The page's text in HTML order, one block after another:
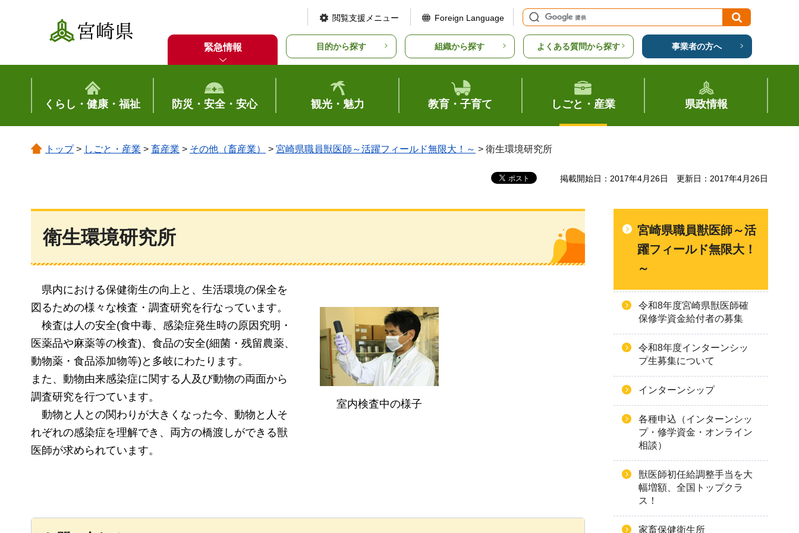
宮崎県
閲覧支援メニュー Foreign Language
緊急情報 目的から探す 組織から探す よくある質問から探す 事業者の方へ
くらし・健康・福祉 防災・安全・安心 観光・魅力 教育・子育て しごと・産業 県政情報
トップ> しごと・産業 > 畜産業 > その他（畜産業） > 宮崎県職員獣医師～活躍フィールド無限大！～ > 衛生環境研究所
掲載開始日：2017年4月26日 更新日：2017年4月26日
衛生環境研究所
県内における保健衛生の向上と、生活環境の保全を
図るための様々な検査・調査研究を行なっています。
検査は 人の安全(食中毒、感染症発生時の原因究明・
医薬品や麻薬等の検査)、食品の安全(細菌・残留農薬、
動物薬・食品添加物等)と多岐にわたります。
また、動物由来感染症に関する人及び動物の両面から
調査研究を行つています。
動物 と人との関わりが大きくなった今、動物と人そ
れぞれの感染症を理解でき、両方の橋渡しができる獣
医師が求められています。
室内検査中の様子
宮崎県職員獣医師～活
躍フィールド無限大！
～
令和8年度宮崎県獣医師確
保修学資金給付者の募集
令和8年度インターンシッ
プ生募集について
インターンシップ
各種申込（インターンシッ
プ・修学資金・オンライン
相談）
獣医師初任給調整手当を大
幅増額、全国トップクラ
ス！
家畜保健衛生所